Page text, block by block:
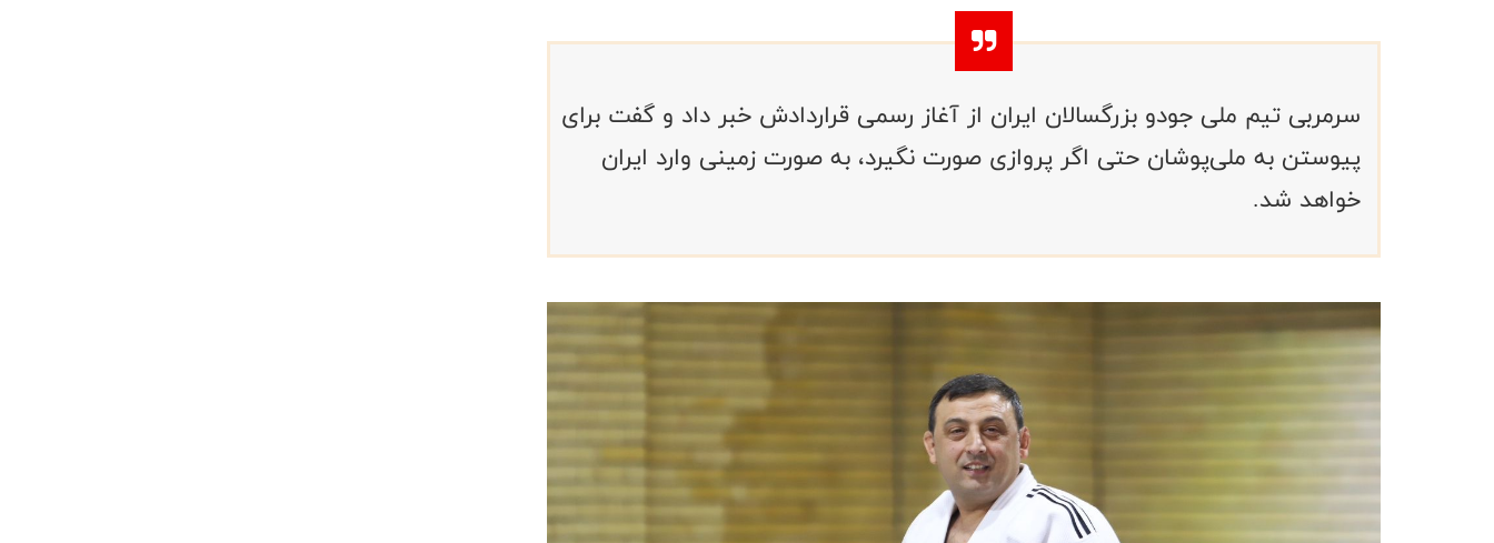
سرمربی تیم ملی جودو بزرگسالان ایران از آغاز رسمی قراردادش خبر داد و گفت برای
پیوستن به ملی‌پوشان حتی اگر پروازی صورت نگیرد، به صورت زمینی وارد ایران
خواهد شد.